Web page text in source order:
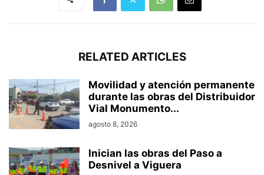
RELATED ARTICLES
Movilidad y atención permanente
durante las obras del Distribuidor
Vial Monumento...
agosto 8, 2026
Inician las obras del Paso a
Desnivel a Viguera